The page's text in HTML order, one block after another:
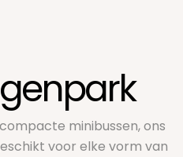
minibussen, ons
voor elke vorm van